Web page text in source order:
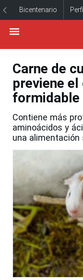
Bicentenario
Carne de
previene
formidable
Contiene más
aminoácidos y
una alimentación